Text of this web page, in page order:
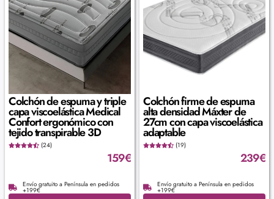
Colchón de espuma y triple
capa viscoelástica Medical
Confort ergonómico con
tejido transpirable 3D
(24)
159€
Envío gratuito a Península en pedidos
+199€
Colchón firme de espuma
alta densidad Máxter de
27cm con capa viscoelástica
adaptable
(19)
239€
Envío gratuito a Península en pedidos
+199€